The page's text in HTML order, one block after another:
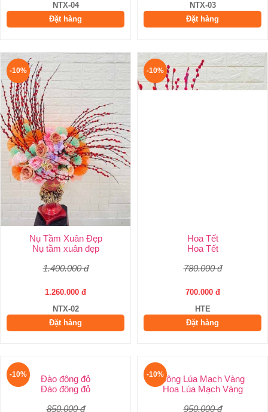
NTX-04
Đặt hàng
NTX-03
Đặt hàng
-10%
Nụ Tầm Xuân Đẹp
Nụ tầm xuân đẹp
1.400.000 đ
1.260.000 đ
NTX-02
Đặt hàng
-10%
Hoa Tết
Hoa Tết
780.000 đ
700.000 đ
HTE
Đặt hàng
-10% -10%